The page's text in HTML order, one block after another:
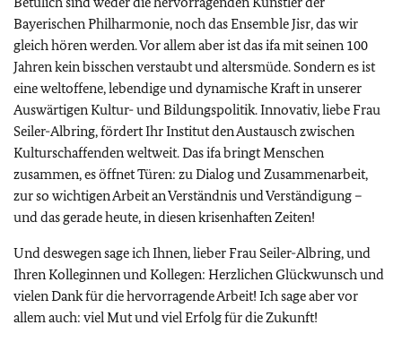
Bayerischen Philharmonie, noch das Ensemble Jisr, das wir
gleich hören werden. Vor allem aber ist das ifa mit seinen 100
Jahren kein bisschen verstaubt und altersmüde. Sondern es ist
eine weltoffene, lebendige und dynamische Kraft in unserer
Auswärtigen Kultur- und Bildungspolitik. Innovativ, liebe Frau
Seiler-Albring, fördert Ihr Institut den Austausch zwischen
Kulturschaffenden weltweit. Das ifa bringt Menschen
zusammen, es öffnet Türen: zu Dialog und Zusammenarbeit,
zur so wichtigen Arbeit an Verständnis und Verständigung –
und das gerade heute, in diesen krisenhaften Zeiten!
Und deswegen sage ich Ihnen, lieber Frau Seiler-Albring, und
Ihren Kolleginnen und Kollegen: Herzlichen Glückwunsch und
vielen Dank für die hervorragende Arbeit! Ich sage aber vor
allem auch: viel Mut und viel Erfolg für die Zukunft!